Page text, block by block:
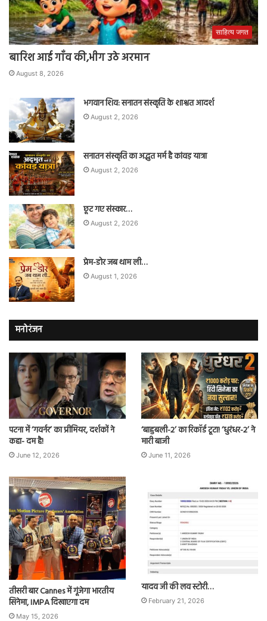
साहित्य जगत
बारिश आई गाँव की,भीग उठे अरमान
August 8, 2026
भगवान शिव: सनातन संस्कृति के शाश्वत आदर्श
August 2, 2026
सनातन संस्कृति का अद्भुत मर्म है कांवड़ यात्रा
August 2, 2026
छूट गए संस्कार…
August 2, 2026
प्रेम-डोर जब थाम ली…
August 1, 2026
मनोरंजन
पटना में ‘गवर्नर’ का प्रीमियर, दर्शकों ने
कहा- दम है!
June 12, 2026
‘बाहुबली-2’ का रिकॉर्ड टूटा! ‘धुरंधर-2’ ने
मारी बाजी
June 11, 2026
तीसरी बार Cannes में गूंजेगा भारतीय
सिनेमा, IMPA दिखाएगा दम
May 15, 2026
यादव जी की लव स्टोरी…
February 21, 2026